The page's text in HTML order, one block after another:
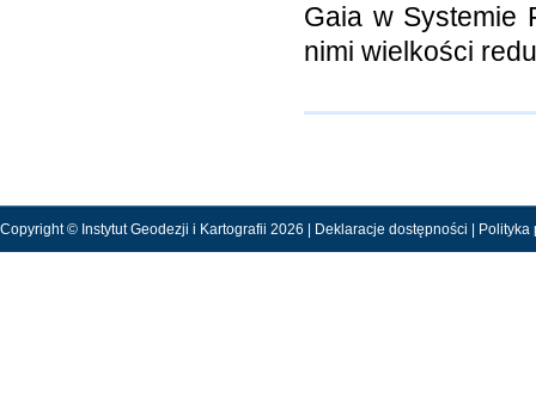
Gaia w Systemie
nimi wielkości
Copyright © Instytut Geodezji i Kartografii 2026 | Deklaracje dostępności | Polityka